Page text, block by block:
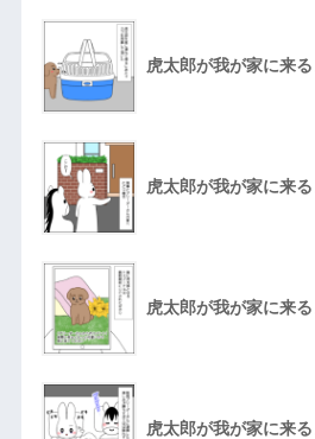
虎太郎が我が家に来
虎太郎が我が家に来
虎太郎が我が家に来
虎太郎が我が家に来